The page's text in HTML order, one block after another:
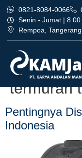
0821-8084-0066
Senin - Jumat |
Rempoa,
Tag:
grundfos
termurah
Pentingnya
Indonesia